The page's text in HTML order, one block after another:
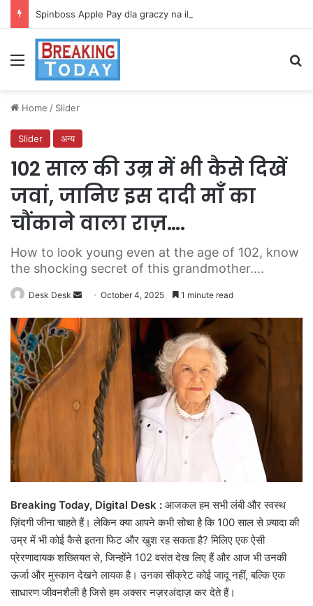
Spinboss Apple Pay dla graczy na iPhone
Menu
Home / Slider
Slider अन्य
102 साल की उम्र में भी कैसे दिखें
जवां, जानिए इस दादी माँ का
चौंकाने वाला राज़….
How to look young even at the age of 102, know
the shocking secret of this grandmother....
Desk Desk
Send
email
October 4, 2025 1 minute read
Breaking Today, Digital Desk : आजकल हम सभी लंबी और स्वस्थ
ज़िंदगी जीना चाहते हैं। लेकिन क्या आपने कभी सोचा है कि 100 साल से ज़्यादा की
उम्र में भी कोई कैसे इतना फिट और खुश रह सकता है? मिलिए एक ऐसी
प्रेरणादायक शख्सियत से, जिन्होंने 102 वसंत देख लिए हैं और आज भी उनकी
ऊर्जा और मुस्कान देखने लायक है। उनका सीक्रेट कोई जादू नहीं, बल्कि एक
साधारण जीवनशैली है जिसे हम अक्सर नज़रअंदाज़ कर देते हैं।